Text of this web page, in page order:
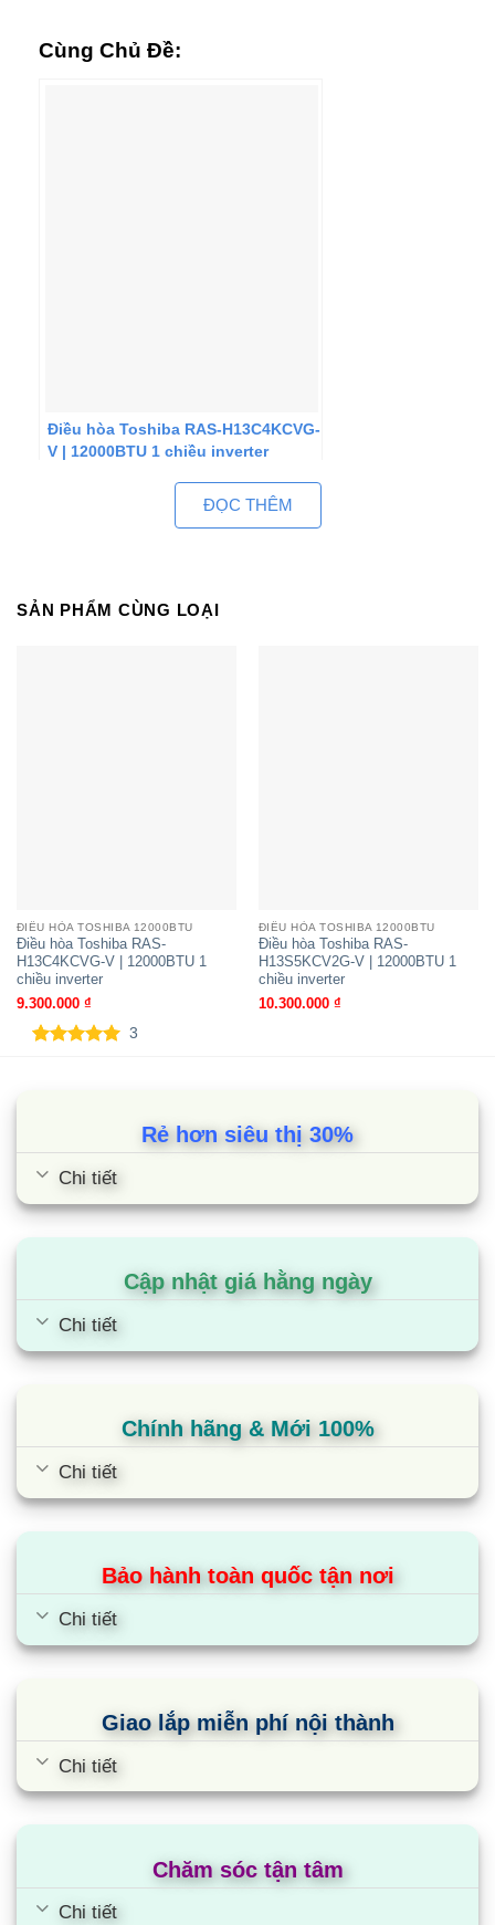
Cùng Chủ Đề:
Điều hòa Toshiba RAS-H13C4KCVG-
V | 12000BTU 1 chiều inverter
Điều hòa Toshiba RAS-
H13S4KCV2G-V | 12000BTU 1 chiều
Điều hòa Toshiba RAS-H10E2KCVG-
V | 9000BTU 1 chiều inverter
ĐỌC THÊM
SẢN PHẨM CÙNG LOẠI
ĐIỀU HÒA TOSHIBA 12000BTU
Điều hòa Toshiba RAS-
H13C4KCVG-V | 12000BTU 1
chiều inverter
9.300.000 ₫
3
ĐIỀU HÒA TOSHIBA 12000BTU
Điều hòa Toshiba RAS-
H13S5KCV2G-V | 12000BTU 1
chiều inverter
10.300.000 ₫
Rẻ hơn siêu thị 30%
Chi tiết
Cập nhật giá hằng ngày
Chi tiết
Chính hãng & Mới 100%
Chi tiết
Bảo hành toàn quốc tận nơi
Chi tiết
Giao lắp miễn phí nội thành
Chi tiết
Chăm sóc tận tâm
Chi tiết